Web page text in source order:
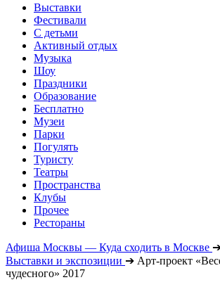
Выставки
Фестивали
С детьми
Активный отдых
Музыка
Шоу
Праздники
Образование
Бесплатно
Музеи
Парки
Погулять
Туристу
Театры
Пространства
Клубы
Прочее
Рестораны
Афиша Москвы — Куда сходить в Москве
Выставки и экспозиции ➔ Арт-проект
чудесного» 2017